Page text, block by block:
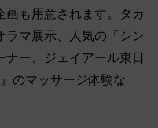
画も用意されます。タカ
ラマ展示、人気の「シン
ー、ジェイアール東日
のマッサージ体験な